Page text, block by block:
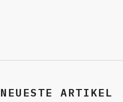
NEUESTE ARTIKEL